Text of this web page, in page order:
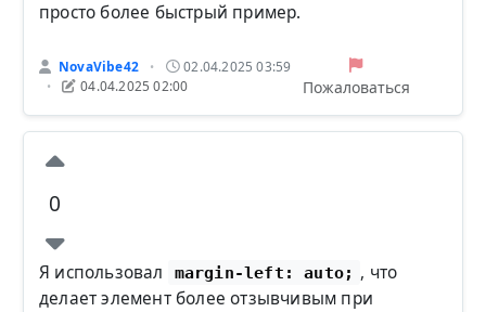
просто более быстрый пример.
NovaVibe42 • 02.04.2025 03:59
• 04.04.2025 02:00 Пожаловаться
0
Я использовал margin-left: auto; , что
делает элемент более отзывчивым при